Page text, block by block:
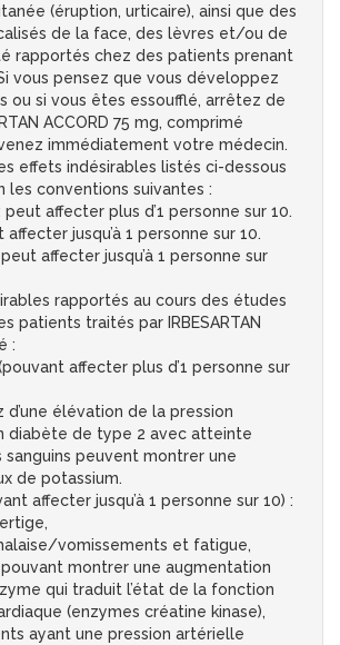
(éruption, urticaire), ainsi que des
de la face, des lèvres et/ou de
rapportés chez des patients prenant
vous pensez que vous développez
ou si vous êtes essoufflé, arrêtez de
ACCORD 75 mg, comprimé
immédiatement votre médecin.
effets indésirables listés ci-dessous
les conventions suivantes :
peut affecter plus d’1 personne sur 10.
affecter jusqu’à 1 personne sur 10.
affecter jusqu’à 1 personne sur
rapportés au cours des études
patients traités par IRBESARTAN
:
affecter plus d’1 personne sur
d’une élévation de la pression
diabète de type 2 avec atteinte
peuvent montrer une
de potassium.
affecter jusqu’à 1 personne sur 10) :
vomissements et fatigue,
pouvant montrer une augmentation
qui traduit l’état de la fonction
(enzymes créatine kinase),
ayant une pression artérielle